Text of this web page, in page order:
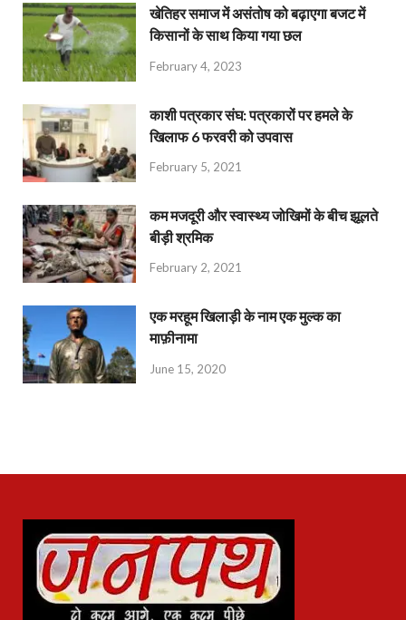
खेतिहर समाज में असंतोष को बढ़ाएगा बजट में
किसानों के साथ किया गया छल
February 4, 2023
काशी पत्रकार संघ: पत्रकारों पर हमले के
खिलाफ 6 फरवरी को उपवास
February 5, 2021
कम मजदूरी और स्वास्थ्य जोखिमों के बीच झूलते
बीड़ी श्रमिक
February 2, 2021
एक मरहूम खिलाड़ी के नाम एक मुल्क का
माफ़ीनामा
June 15, 2020